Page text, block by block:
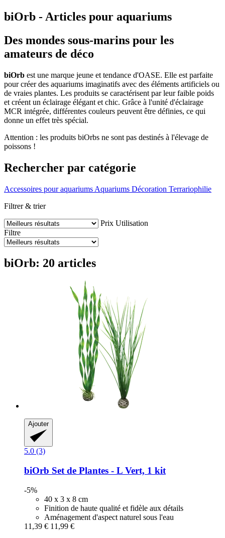
biOrb - Articles pour aquariums
Des mondes sous-marins pour les
amateurs de déco
biOrb est une marque jeune et tendance d'OASE. Elle est parfaite
pour créer des aquariums imaginatifs avec des éléments artificiels ou
de vraies plantes. Les produits se caractérisent par leur faible poids
et créent un éclairage élégant et chic. Grâce à l'unité d'éclairage
MCR intégrée, différentes couleurs peuvent être définies, ce qui
donne un effet très spécial.
Attention : les produits biOrbs ne sont pas destinés à l'élevage de
poissons !
Rechercher par catégorie
Accessoires pour aquariums Aquariums Décoration Terrariophilie
Filtrer & trier
Prix Utilisation
Filtre
biOrb: 20 articles
Ajouter
5.0 (3)
biOrb Set de Plantes -​ L Vert, 1 kit
-5%
40 x 3 x 8 cm
Finition de haute qualité et fidèle aux détails
Aménagement d'aspect naturel sous l'eau
11,39 € 11,99 €